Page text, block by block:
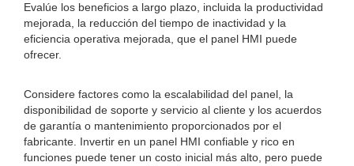
Evalúe los beneficios a largo plazo, incluida la productividad
mejorada, la reducción del tiempo de inactividad y la
eficiencia operativa mejorada, que el panel HMI puede
ofrecer.
Considere factores como la escalabilidad del panel, la
disponibilidad de soporte y servicio al cliente y los acuerdos
de garantía o mantenimiento proporcionados por el
fabricante. Invertir en un panel HMI confiable y rico en
funciones puede tener un costo inicial más alto, pero puede